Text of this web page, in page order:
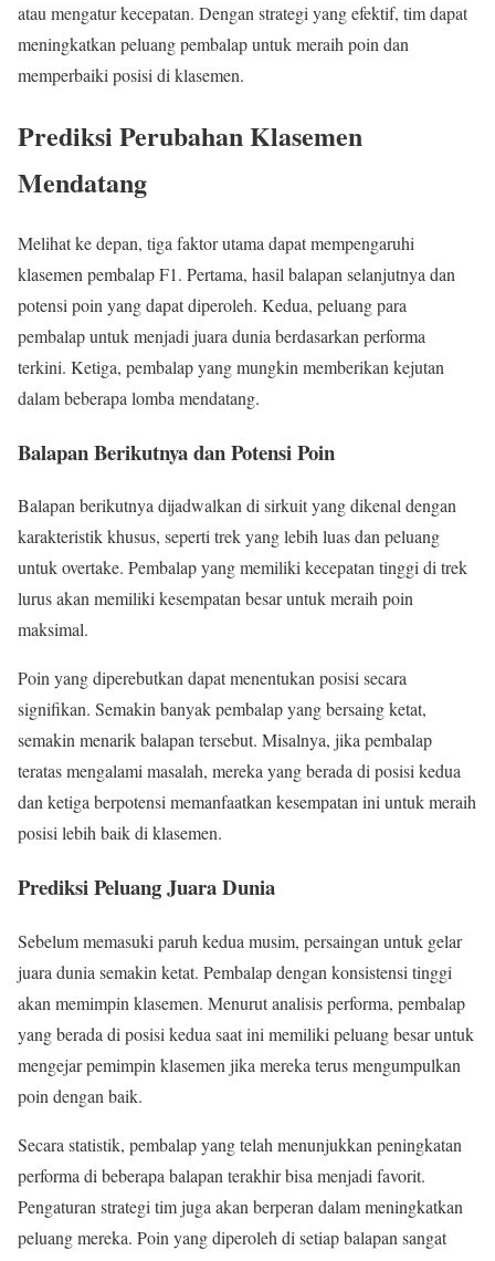
atau mengatur kecepatan. Dengan strategi yang efektif, tim dapat
meningkatkan peluang pembalap untuk meraih poin dan
memperbaiki posisi di klasemen.
Prediksi Perubahan Klasemen
Mendatang
Melihat ke depan, tiga faktor utama dapat mempengaruhi
klasemen pembalap F1. Pertama, hasil balapan selanjutnya dan
potensi poin yang dapat diperoleh. Kedua, peluang para
pembalap untuk menjadi juara dunia berdasarkan performa
terkini. Ketiga, pembalap yang mungkin memberikan kejutan
dalam beberapa lomba mendatang.
Balapan Berikutnya dan Potensi Poin
Balapan berikutnya dijadwalkan di sirkuit yang dikenal dengan
karakteristik khusus, seperti trek yang lebih luas dan peluang
untuk overtake. Pembalap yang memiliki kecepatan tinggi di trek
lurus akan memiliki kesempatan besar untuk meraih poin
maksimal.
Poin yang diperebutkan dapat menentukan posisi secara
signifikan. Semakin banyak pembalap yang bersaing ketat,
semakin menarik balapan tersebut. Misalnya, jika pembalap
teratas mengalami masalah, mereka yang berada di posisi kedua
dan ketiga berpotensi memanfaatkan kesempatan ini untuk meraih
posisi lebih baik di klasemen.
Prediksi Peluang Juara Dunia
Sebelum memasuki paruh kedua musim, persaingan untuk gelar
juara dunia semakin ketat. Pembalap dengan konsistensi tinggi
akan memimpin klasemen. Menurut analisis performa, pembalap
yang berada di posisi kedua saat ini memiliki peluang besar untuk
mengejar pemimpin klasemen jika mereka terus mengumpulkan
poin dengan baik.
Secara statistik, pembalap yang telah menunjukkan peningkatan
performa di beberapa balapan terakhir bisa menjadi favorit.
Pengaturan strategi tim juga akan berperan dalam meningkatkan
peluang mereka. Poin yang diperoleh di setiap balapan sangat